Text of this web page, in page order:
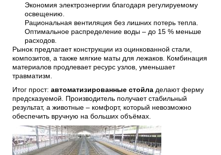
Экономия электроэнергии благодаря регулируемому
освещению.
Рациональная вентиляция без лишних потерь тепла.
Оптимальное распределение воды – до 15 % меньше
расходов.
Рынок предлагает конструкции из оцинкованной стали,
композитов, а также мягкие маты для лежаков. Комбинация
материалов продлевает ресурс узлов, уменьшает
травматизм.
Итог прост: автоматизированные стойла делают ферму
предсказуемой. Производитель получает стабильный
результат, а животные – комфорт, который невозможно
обеспечить вручную на больших объёмах.